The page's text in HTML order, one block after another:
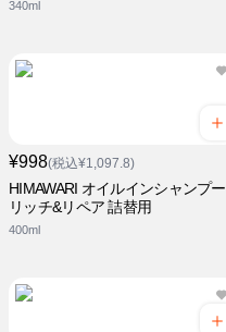
340ml
¥998(税込¥1,097.8)
HIMAWARI オイルインシャンプー
リッチ&リペア 詰替用
400ml